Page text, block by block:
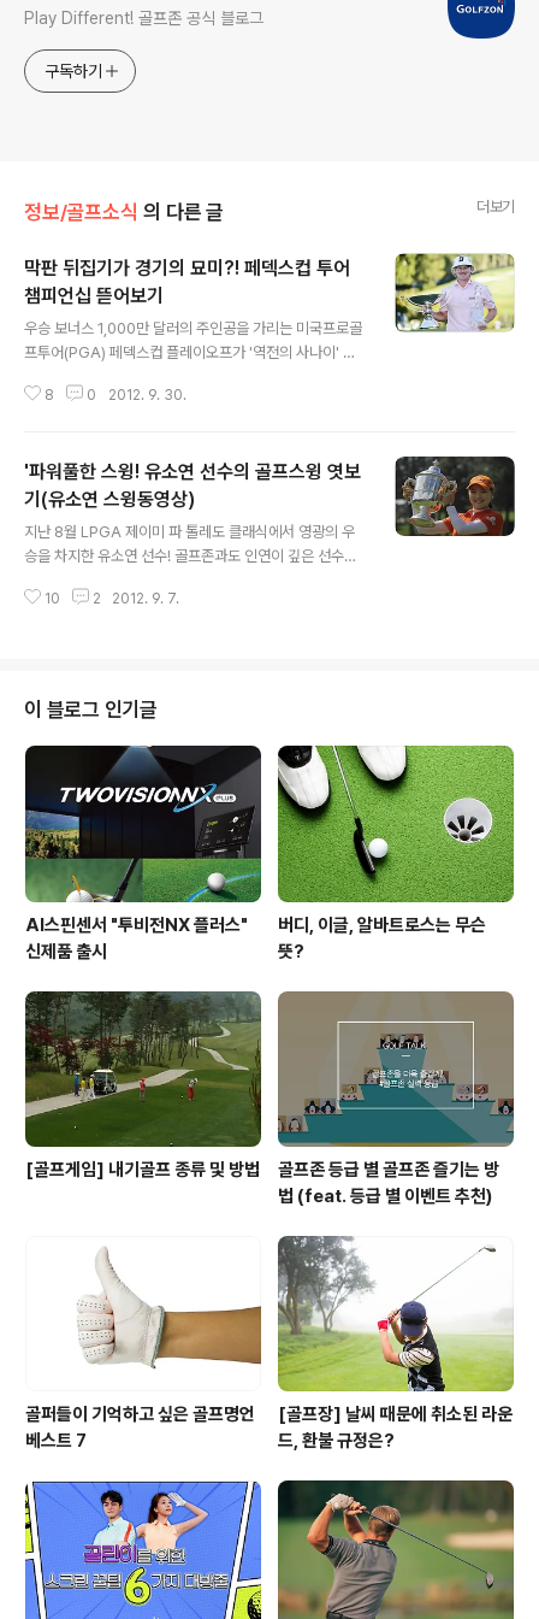
Play Different! 골프존 공식 블로그
구독하기
정보/골프소식 의 다른 글 더보기
막판 뒤집기가 경기의 묘미?! 페덱스컵 투어
챔피언십 뜯어보기
우승 보너스 1,000만 달러의 주인공을 가리는 미국프로골
프투어(PGA) 페덱스컵 플레이오프가 '역전의 사나이' 스
활한 타이거 우즈가 페덱스컵의 우승경쟁에 뛰어들면서 차
언이 아니랍니다. ^^; 올해로 6년째를 맞이하는 플레이 오
프는 한국에서도 그 인기가 대단하답니다. 오늘은 미스터
존과 함께 페덱스컵이 어떤 방식으로 진행이 되는지, 그리
고 1,000만 달러는 어떻게 해야 차지 할 수 있는지 등 페덱
^ 4개 대회를 거치는 서바이벌 형식 그리고 숨막히는 역전
8 0 2012. 9. 30.
'파워풀한 스윙! 유소연 선수의 골프스윙 엿보
기(유소연 스윙동영상)
지난 8월 LPGA 제이미 파 톨레도 클래식에서 영광의 우
승을 차지한 유소연 선수! 골프존과도 인연이 깊은 선수이
며 엘리트 코스를 거친 대표적인 선수로 손꼽히지요. ^^ 특
다. 오늘은 파워풀한 스윙의 정석을 보여주는 유소연 선수
의 스윙을 한 번 구경해 볼까요? ^0^ 드라이버샷, 스피드는
기본! 정확하고 파워풀하게 ▲ 2011 KLPGA 하이트진로
챔피언십 3R 유소연 드라이버 정면 먼저 유소연 선수의 드
라이버샷을 살펴볼까요? ^^ 유소연 선수는 168cm의 훤
칠한 키로 파워풀한 스..
10 2 2012. 9. 7.
이 블로그 인기글
AI스핀센서 "투비전NX 플러스"
신제품 출시
버디, 이글, 알바트로스는 무슨
뜻?
[골프게임] 내기골프 종류 및 방법
골프존 등급 별 골프존 즐기는 방
법 (feat. 등급 별 이벤트 추천)
골퍼들이 기억하고 싶은 골프명언
베스트 7
[골프장] 날씨 때문에 취소된 라운
드, 환불 규정은?